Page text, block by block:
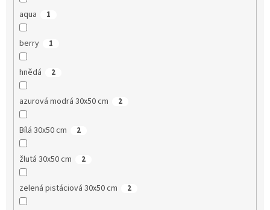
aqua 1
berry 1
hnědá 2
azurová modrá 30x50 cm 2
Bílá 30x50 cm 2
žlutá 30x50 cm 2
zelená pistáciová 30x50 cm 2